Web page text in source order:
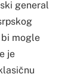
general
mogle
je